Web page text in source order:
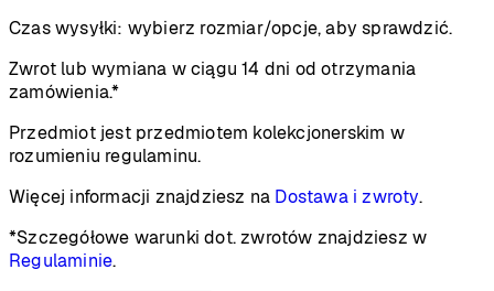
Czas wysyłki: wybierz rozmiar/opcje, aby sprawdzić.
Zwrot lub wymiana w ciągu 14 dni od otrzymania
zamówienia.*
Przedmiot jest przedmiotem kolekcjonerskim w
rozumieniu regulaminu.
Więcej informacji znajdziesz na Dostawa i zwroty.
*Szczegółowe warunki dot. zwrotów znajdziesz w
Regulaminie.